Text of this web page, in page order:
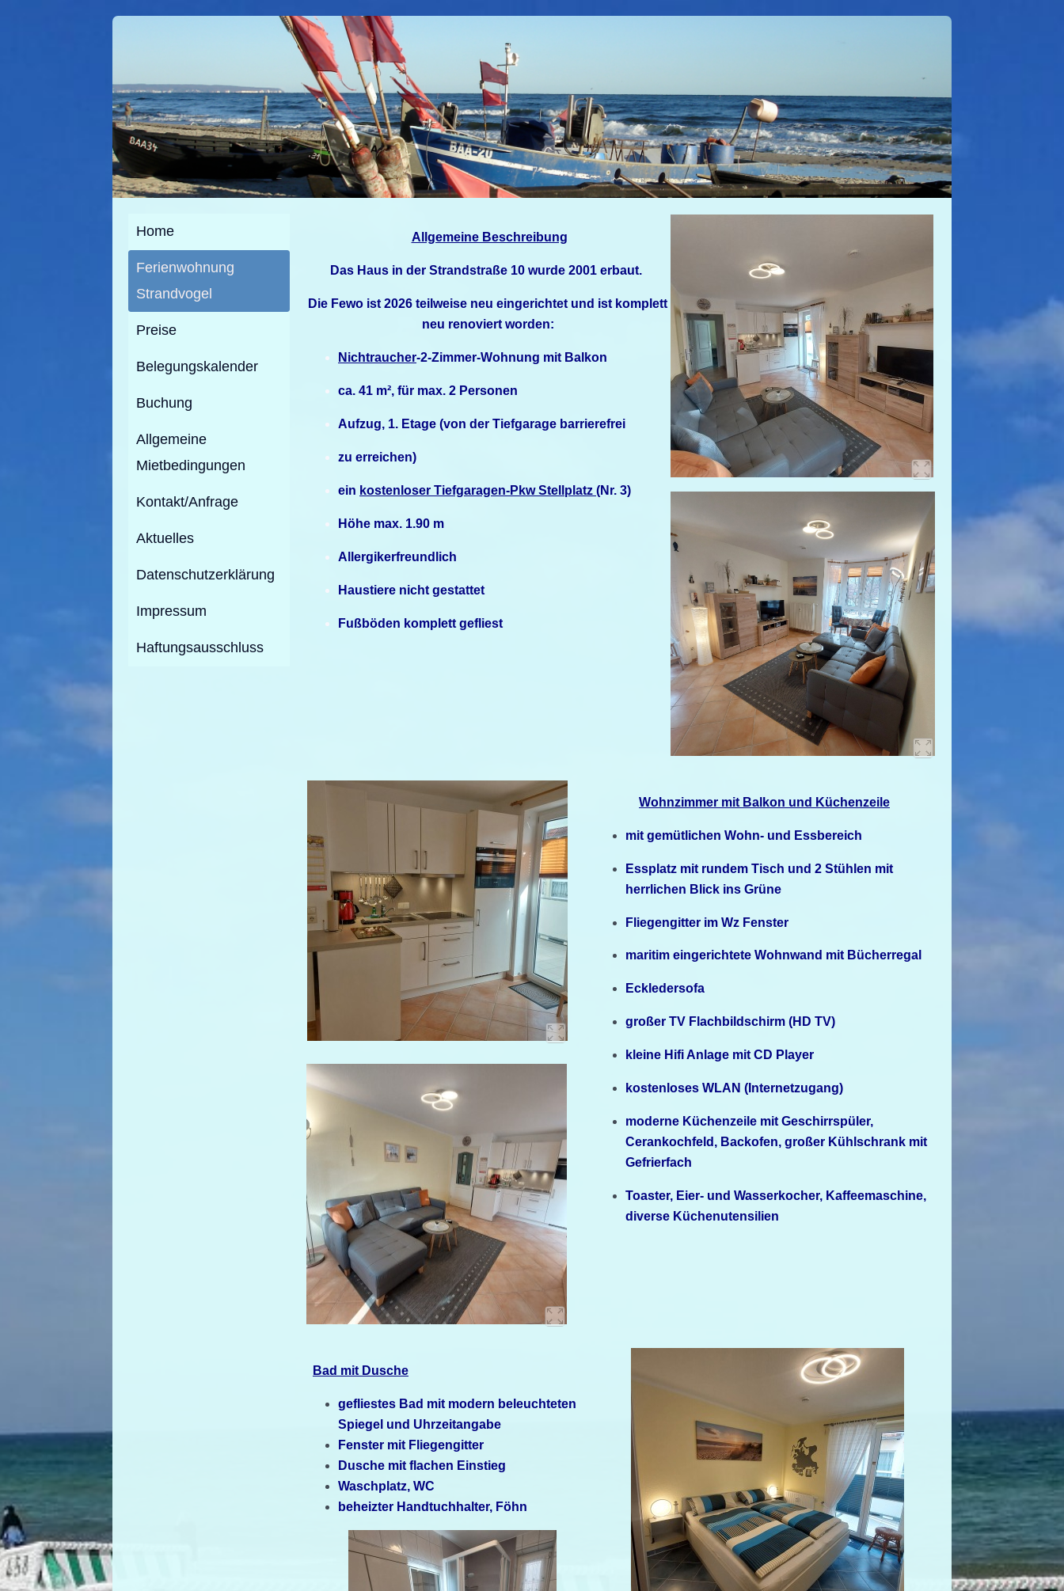
Home
Ferienwohnung
Strandvogel
Preise
Belegungskalender
Buchung
Allgemeine
Mietbedingungen
Kontakt/Anfrage
Aktuelles
Datenschutzerklärung
Impressum
Haftungsausschluss
Allgemeine Beschreibung
Das Haus in der Strandstraße 10 wurde 2001 erbaut.
Die Fewo ist 2026 teilweise neu eingerichtet und ist komplett
neu renoviert worden:
Nichtraucher-2-Zimmer-Wohnung mit Balkon
ca. 41 m², für max. 2 Personen
Aufzug, 1. Etage (von der Tiefgarage barrierefrei
zu erreichen)
ein kostenloser Tiefgaragen-Pkw Stellplatz (Nr. 3)
Höhe max. 1.90 m
Allergikerfreundlich
Haustiere nicht gestattet
Fußböden komplett gefliest
Wohnzimmer mit Balkon und Küchenzeile
mit gemütlichen Wohn- und Essbereich
Essplatz mit rundem Tisch und 2 Stühlen mit
herrlichen Blick ins Grüne
Fliegengitter im Wz Fenster
maritim eingerichtete Wohnwand mit Bücherregal
Eckledersofa
großer TV Flachbildschirm (HD TV)
kleine Hifi Anlage mit CD Player
kostenloses WLAN (Internetzugang)
moderne Küchenzeile mit Geschirrspüler,
Cerankochfeld, Backofen, großer Kühlschrank mit
Gefrierfach
Toaster, Eier- und Wasserkocher, Kaffeemaschine,
diverse Küchenutensilien
Bad mit Dusche
gefliestes Bad mit modern beleuchteten
Spiegel und Uhrzeitangabe
Fenster mit Fliegengitter
Dusche mit flachen Einstieg
Waschplatz, WC
beheizter Handtuchhalter, Föhn